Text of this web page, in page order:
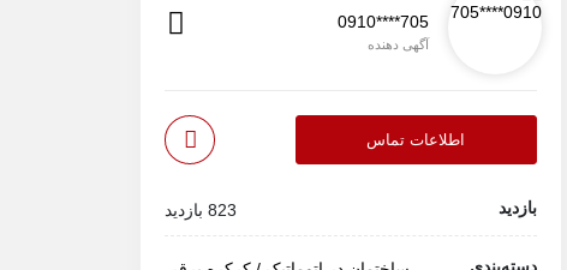
0910****705
آگهی دهنده
اطلاعات تماس
بازدید 823 بازدید
دسته‌بندی